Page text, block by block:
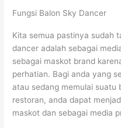
Fungsi Balon Sky Dancer
Kita semua pastinya sudah
dancer adalah sebagai
sebagai maskot brand
perhatian. Bagi anda yang
atau sedang memulai suatu
restoran, anda dapat
maskot dan sebagai media